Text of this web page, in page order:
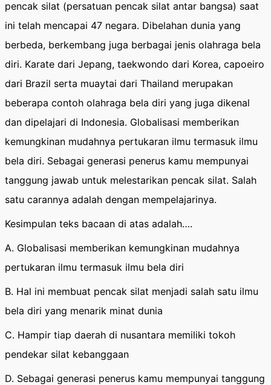
pencak silat (persatuan pencak silat antar bangsa) saat
ini telah mencapai 47 negara. Dibelahan dunia yang
berbeda, berkembang juga berbagai jenis olahraga bela
diri. Karate dari Jepang, taekwondo dari Korea, capoeiro
dari Brazil serta muaytai dari Thailand merupakan
beberapa contoh olahraga bela diri yang juga dikenal
dan dipelajari di Indonesia. Globalisasi memberikan
kemungkinan mudahnya pertukaran ilmu termasuk ilmu
bela diri. Sebagai generasi penerus kamu mempunyai
tanggung jawab untuk melestarikan pencak silat. Salah
satu carannya adalah dengan mempelajarinya.
Kesimpulan teks bacaan di atas adalah….
A. Globalisasi memberikan kemungkinan mudahnya
pertukaran ilmu termasuk ilmu bela diri
B. Hal ini membuat pencak silat menjadi salah satu ilmu
bela diri yang menarik minat dunia
C. Hampir tiap daerah di nusantara memiliki tokoh
pendekar silat kebanggaan
D. Sebagai generasi penerus kamu mempunyai tanggung